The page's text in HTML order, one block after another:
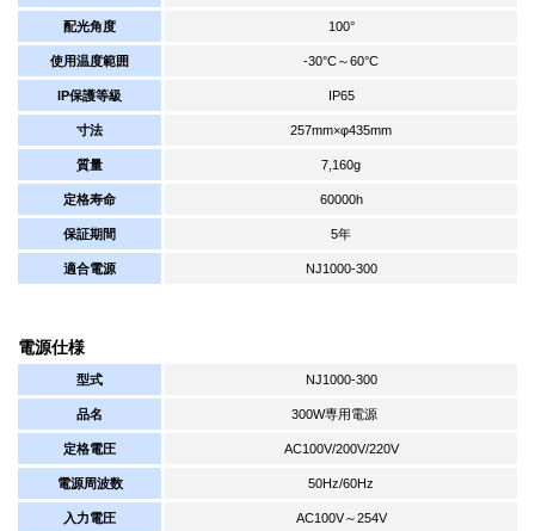
配光角度 100°
使用温度範囲 -30°C～60°C
IP保護等級 IP65
寸法 257mm×φ435mm
質量 7,160g
定格寿命 60000h
保証期間 5年
適合電源 NJ1000-300
電源仕様
型式 NJ1000-300
品名 300W専用電源
定格電圧 AC100V/200V/220V
電源周波数 50Hz/60Hz
入力電圧 AC100V～254V